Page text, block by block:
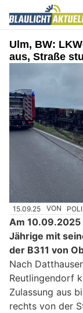
Ulm, BW:
aus, Straße
15.09.25 VON
Am
Jährige mit
der B311 von
Nach
Reutlingendorf
Zulassung aus
rechts von der